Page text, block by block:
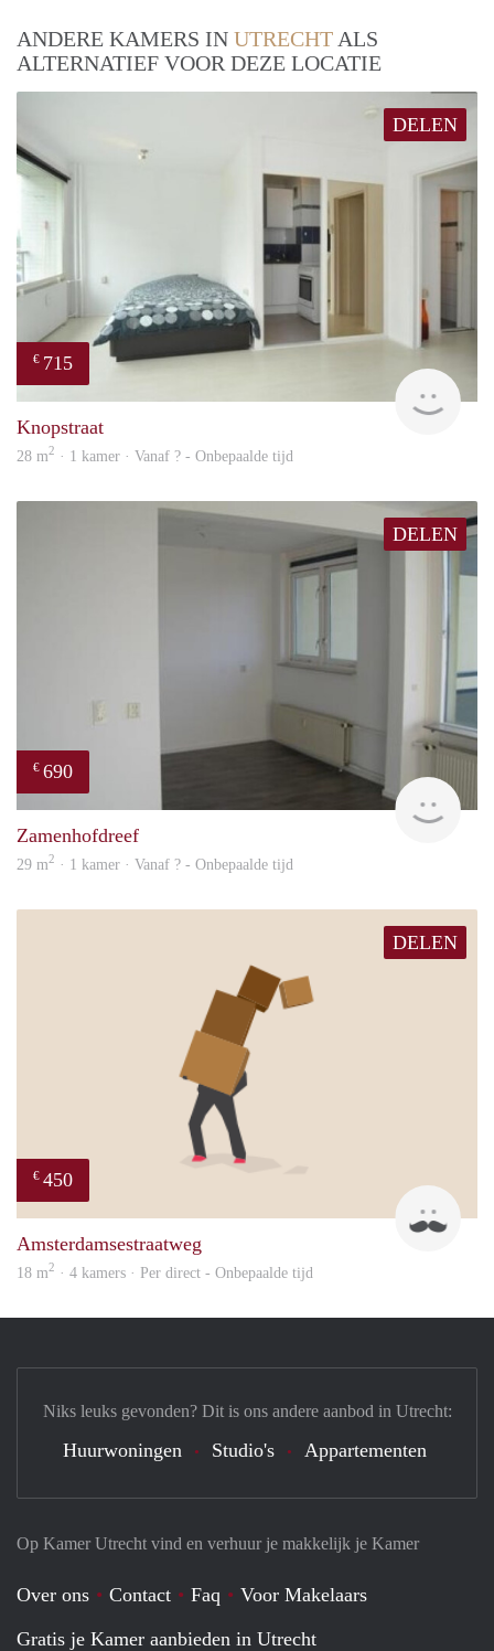
ANDERE KAMERS IN UTRECHTALS
ALTERNATIEF VOOR DEZE LOCATIE
DELEN
€ 715
Knopstraat
28 m2 · 1 kamer · Vanaf ? - Onbepaalde tijd
DELEN
€ 690
Zamenhofdreef
29 m2 · 1 kamer · Vanaf ? - Onbepaalde tijd
DELEN
€ 450
Amsterdamsestraatweg
18 m2 · 4 kamers · Per direct - Onbepaalde tijd
Op Kamer Utrecht vind en verhuur je makkelijk je Kamer
Over ons Contact Faq
Voor Makelaars
Gratis je Kamer aanbieden in Utrecht
Niks leuks gevonden? Dit is ons andere aanbod in Utrecht:
Huurwoningen Studio's Appartementen